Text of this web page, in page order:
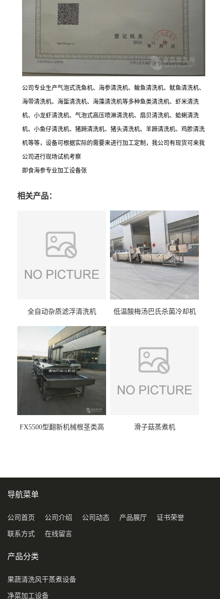
公司专业生产气泡式洗鱼机、海参清洗机、鲅鱼清洗机、鱿鱼清洗机、
海带清洗机、海蜇清洗机、海藻清洗机等多种鱼类清洗机、虾米清洗
机、小龙虾清洗机、气泡式高压喷淋清洗机、扇贝清洗机、蛤蜊清洗
机、小鱼仔清洗机、猪蹄清洗机、猪头清洗机、羊蹄清洗机、鸡胗清洗
机等等，设备可根据实际的需要来进行加工定制，我公司有现货可来我
公司进行现场试机考察
即食海参专业加工设备张
相关产品：
全自动杂质滤浮清洗机 低温酸梅汤巴氏杀菌冷却机
FX5500型翻新机械根茎类高
滑子菇蒸煮机
导航菜单
公司首页 公司介绍 公司动态 产品展厅 证书荣誉
联系方式 在线留言
产品分类
果蔬清洗风干蒸煮设备
净菜加工设备